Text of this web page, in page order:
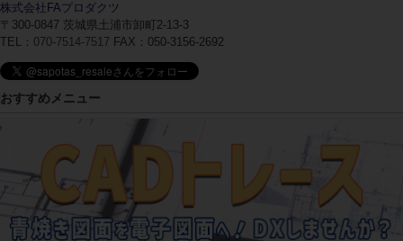
株式会社FAプロダクツ
〒300-0847 茨城県土浦市卸町2-13-3
TEL： 070-7514-7517 FAX：050-3156-2692
おすすめメニュー